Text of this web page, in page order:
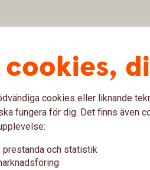
i
Är det
cookies,
cookies eller liknande
fungera för dig. Det finns även
prestanda och statistik